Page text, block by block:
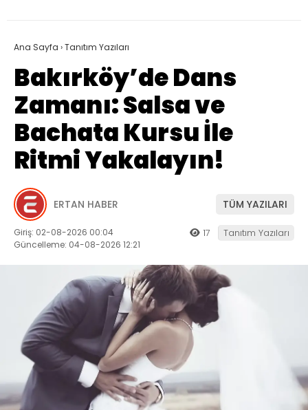
Ana Sayfa ›Tanıtım Yazıları
Bakırköy’de Dans
Zamanı: Salsa ve
Bachata Kursu İle
Ritmi Yakalayın!
ERTAN HABER TÜM YAZILARI
Giriş: 02-08-2026 00:04
Güncelleme: 04-08-2026 12:21
17 Tanıtım Yazıları